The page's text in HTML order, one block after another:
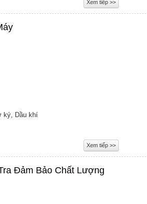
Xem tiếp >>
ký, Dầu khí
Xem tiếp >>
Đảm Bảo Chất Lượng